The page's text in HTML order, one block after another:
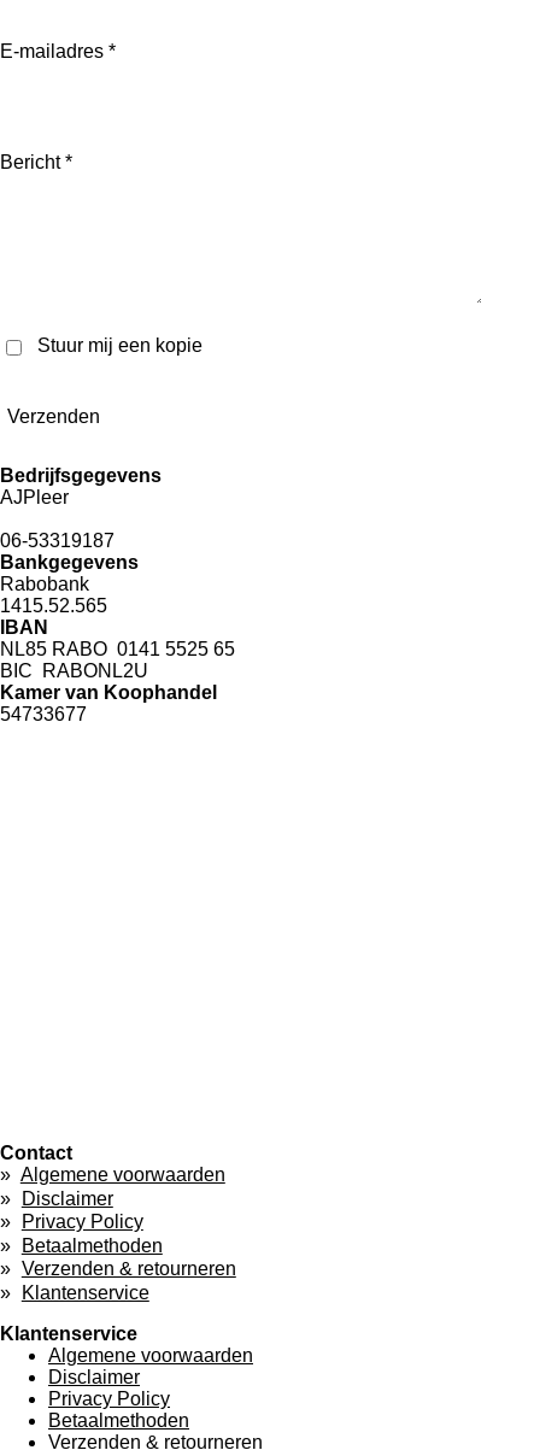
E-mailadres *
Bericht *
Stuur mij een kopie
Verzenden
Bedrijfsgegevens
AJPleer
06-53319187
Bankgegevens
Rabobank
1415.52.565
IBAN
NL85 RABO 0141 5525 65
BIC RABONL2U
Kamer van Koophandel
54733677
Contact
Algemene voorwaarden
Disclaimer
Privacy Policy
Betaalmethoden
Verzenden & retourneren
Klantenservice
Klantenservice
Algemene voorwaarden
Disclaimer
Privacy Policy
Betaalmethoden
Verzenden & retourneren